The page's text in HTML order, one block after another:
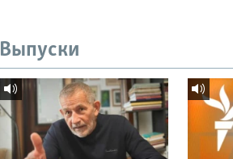
Выпуски